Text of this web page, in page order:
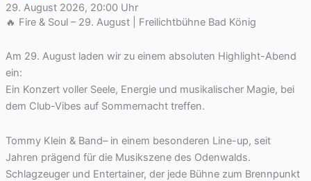
29. August 2026, 20:00 Uhr
🔥 Fire & Soul – 29. August | Freilichtbühne Bad König
Am 29. August laden wir zu einem absoluten Highlight-Abend
ein:
Ein Konzert voller Seele, Energie und musikalischer Magie, bei
dem Club-Vibes auf Sommernacht treffen.
Tommy Klein & Band– in einem besonderen Line-up, seit
Jahren prägend für die Musikszene des Odenwalds.
Schlagzeuger und Entertainer, der jede Bühne zum Brennpunkt